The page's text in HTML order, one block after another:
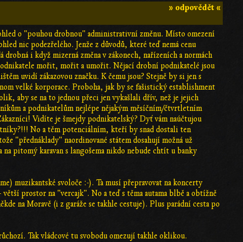
» odpovědět «
o "pouhou drobnou" administrativní změnu. Místo omezení
nic podezřelého. Jenže z důvodů, které teď nemá cenu
i když mizerná změna v zákonech, nařízeních a normách
mořit, mořit a umořit. Nějací drobní podnikatelé jsou
uvidí zákazovou značku. K čemu jsou? Stejně by si jen s
velké korporace. Proboha, jak by se fašistický establishment
aby se na to jednou přeci jen vykašlali dřív, než je jejich
a podnikatelům nejlépe nějakým měsíčním/čtvrtletním
Vidíte je šmejdy podnikatelský? Dyť vám naúčtujou
No a těm potenciálním, kteří by snad dostali ten
"přednáklady" naordinované státem dosahují možná už
pitomý karavan s langošema nikdo nebude chtít u banky
muzikantské svoloče :-). Ta musí přepravovat na koncerty
prostor na "vercajk". No a teď s těma autama blbě a obtížně
na Moravě (i z garáže se takhle cestuje). Plus parádní cesta po
Tak vládcové tu svobodu omezují takhle oklikou.